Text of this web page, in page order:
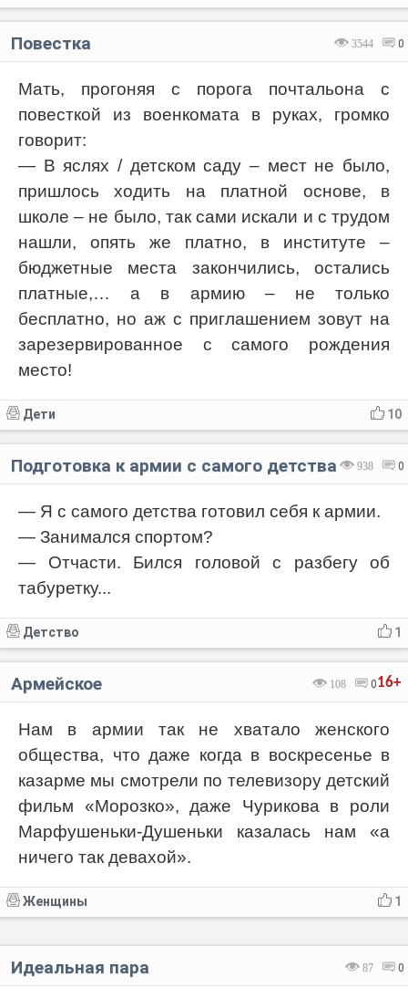
3544 0
Повестка
Мать, прогоняя с порога почтальона с
повесткой из военкомата в руках, громко
говорит:
— В яслях / детском саду – мест не было,
пришлось ходить на платной основе, в
школе – не было, так сами искали и с трудом
нашли, опять же платно, в институте –
бюджетные места закончились, остались
платные,… а в армию – не только
бесплатно, но аж с приглашением зовут на
зарезервированное с самого рождения
место!
10
Дети
938 0
Подготовка к армии с самого детства
— Я с самого детства готовил себя к армии.
— Занимался спортом?
— Отчасти. Бился головой с разбегу об
табуретку...
1
Детство
16+
108 0
Армейское
Нам в армии так не хватало женского
общества, что даже когда в воскресенье в
казарме мы смотрели по телевизору детский
фильм «Морозко», даже Чурикова в роли
Марфушеньки-Душеньки казалась нам «а
ничего так девахой».
1
Женщины
87 0
Идеальная пара